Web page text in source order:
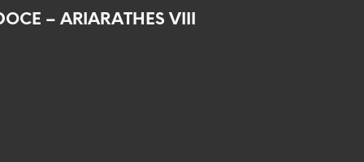
– ARIARATHES VIII